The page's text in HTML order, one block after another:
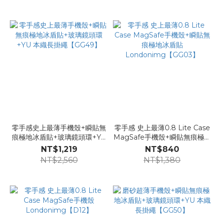
零手感史上最薄手機殼+瞬貼無
痕極地冰盾貼+玻璃鏡頭環+YU
本織長掛繩【GG49】
NT$1,219
NT$2,560
零手感 史上最薄0.8 Lite Case
MagSafe手機殼+瞬貼無痕極地
冰盾貼Londonimg【GG03】
NT$840
NT$1,380